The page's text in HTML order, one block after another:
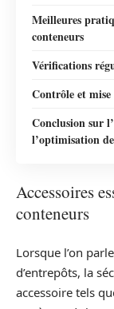
Meilleures
conteneurs
Vérifications
Contrôle et
Conclusion sur
l’optimisation
Accessoires
conteneurs
Lorsque l’on
d’entrepôts, la
accessoire tels